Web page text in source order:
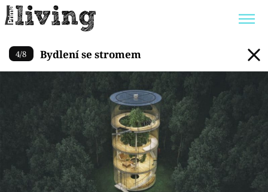
Trendy: JAK UŠETŘIT
POKOJOVÉ KVĚTINY
ZAHRADA
Témata
Bydlení
Bydlení se stromem
4/8 Bydlení se stromem